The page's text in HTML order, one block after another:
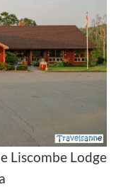
Liscombe Lodge